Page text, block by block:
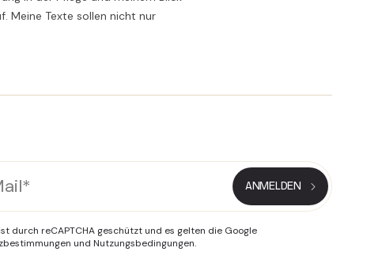
Meine Texte sollen nicht nur
durch reCAPTCHA geschützt und es gelten die Google
und Nutzungsbedingungen.